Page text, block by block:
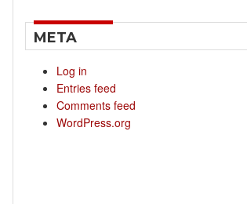
META
Log in
Entries feed
Comments feed
WordPress.org